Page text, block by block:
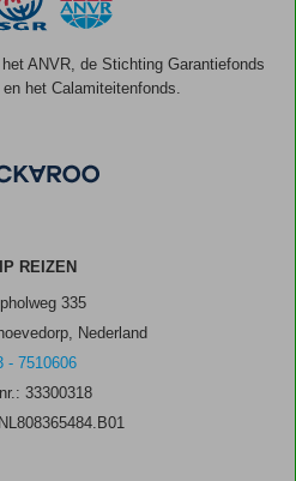
ANVR, de Stichting Garantiefonds
het Calamiteitenfonds.
REIZEN
335
Nederland
- 7510606
33300318